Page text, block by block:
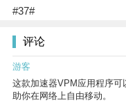
#37#
评论
游客
这款加速器VPM应用程序
助你在网络上自由移动。